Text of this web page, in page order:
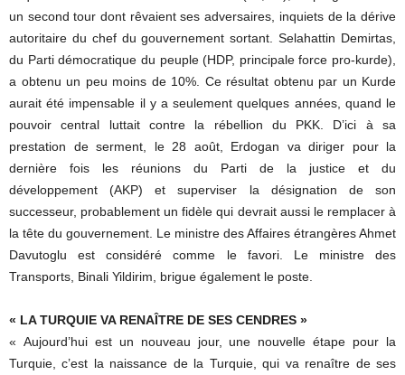
un second tour dont rêvaient ses adversaires, inquiets de la dérive
autoritaire du chef du gouvernement sortant. Selahattin Demirtas,
du Parti démocratique du peuple (HDP, principale force pro-kurde),
a obtenu un peu moins de 10%. Ce résultat obtenu par un Kurde
aurait été impensable il y a seulement quelques années, quand le
pouvoir central luttait contre la rébellion du PKK. D’ici à sa
prestation de serment, le 28 août, Erdogan va diriger pour la
dernière fois les réunions du Parti de la justice et du
développement (AKP) et superviser la désignation de son
successeur, probablement un fidèle qui devrait aussi le remplacer à
la tête du gouvernement. Le ministre des Affaires étrangères Ahmet
Davutoglu est considéré comme le favori. Le ministre des
Transports, Binali Yildirim, brigue également le poste.
« LA TURQUIE VA RENAÎTRE DE SES CENDRES »
« Aujourd’hui est un nouveau jour, une nouvelle étape pour la
Turquie, c’est la naissance de la Turquie, qui va renaître de ses